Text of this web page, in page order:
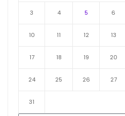
3 4 5 6
10 11 12 13
17 18 19 20
24 25 26 27
31